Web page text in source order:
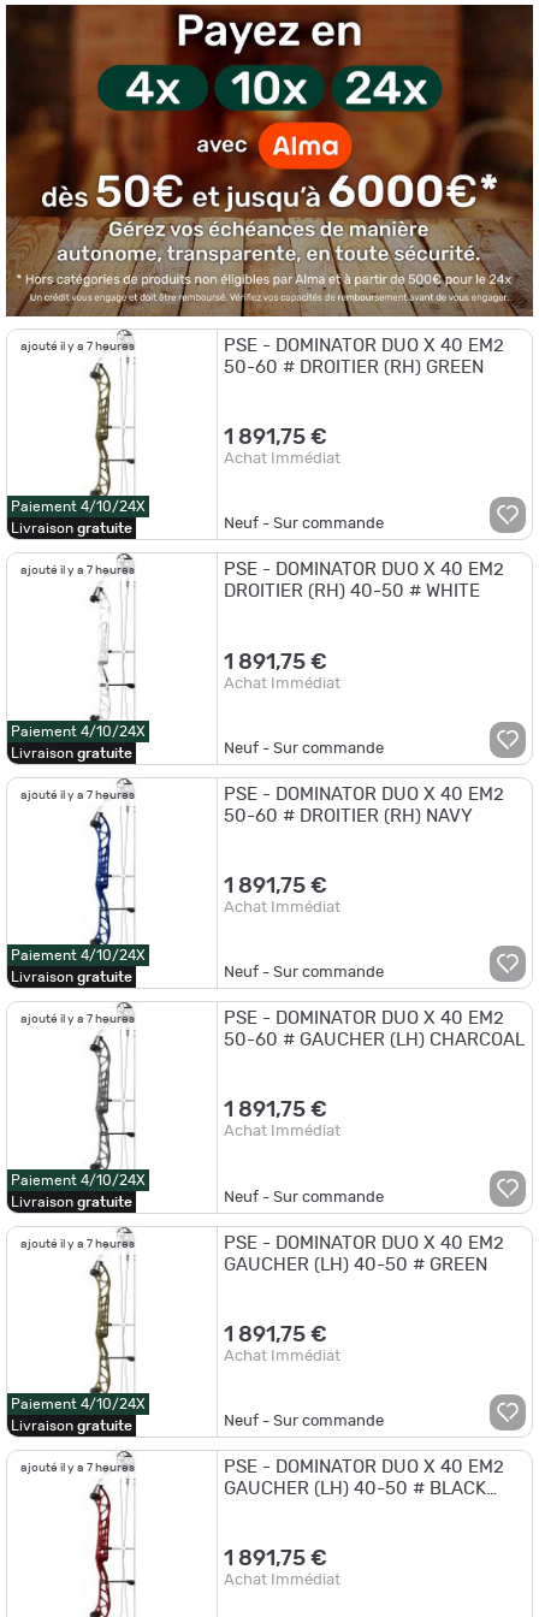
Focus sur le PSE Mini Burner
Mini Burner de PSEdispose :
- D'une longueur d'allonge réglable de 16" à 26½" ;
- D'un poids d'allonge de 4 à 40 lbs adapté aux jeunes tireurs.
Il est généralement livré avec :
- Un viseur à 3 pointes ;
- Un repose-flèche ;
- Un carquois de flèches ;
- Un stabilisateur ;
- Trois flèches en carbone.
ajouté il y a 7 heures
Paiement 4/10/24X
Livraison gratuite
PSE - DOMINATOR DUO X 40 EM2
50-60 # DROITIER (RH) GREEN
1 891,75 €
Achat Immédiat
Neuf - Sur commande
ajouté il y a 7 heures
Paiement 4/10/24X
Livraison gratuite
PSE - DOMINATOR DUO X 40 EM2
DROITIER (RH) 40-50 # WHITE
1 891,75 €
Achat Immédiat
Neuf - Sur commande
ajouté il y a 7 heures
Paiement 4/10/24X
Livraison gratuite
PSE - DOMINATOR DUO X 40 EM2
50-60 # DROITIER (RH) NAVY
1 891,75 €
Achat Immédiat
Neuf - Sur commande
ajouté il y a 7 heures
Paiement 4/10/24X
Livraison gratuite
PSE - DOMINATOR DUO X 40 EM2
50-60 # GAUCHER (LH) CHARCOAL
1 891,75 €
Achat Immédiat
Neuf - Sur commande
ajouté il y a 7 heures
Paiement 4/10/24X
Livraison gratuite
PSE - DOMINATOR DUO X 40 EM2
GAUCHER (LH) 40-50 # GREEN
1 891,75 €
Achat Immédiat
Neuf - Sur commande
ajouté il y a 7 heures
PSE - DOMINATOR DUO X 40 EM2
GAUCHER (LH) 40-50 # BLACK
1 891,75 €
Achat Immédiat